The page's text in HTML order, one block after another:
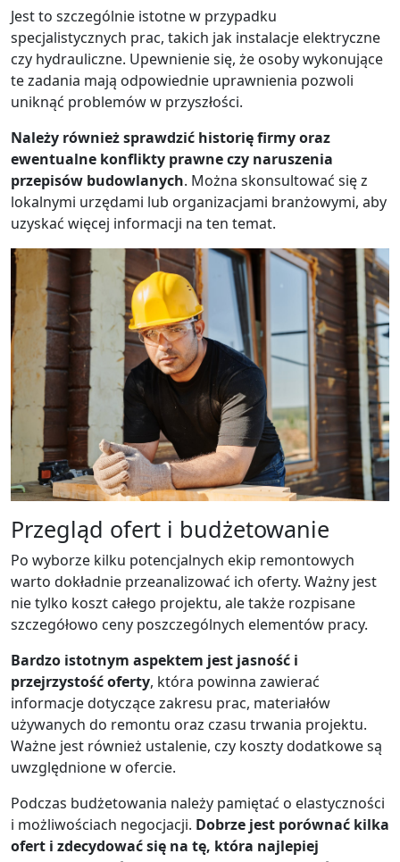
Jest to szczególnie istotne w przypadku
specjalistycznych prac, takich jak instalacje elektryczne
czy hydrauliczne. Upewnienie się, że osoby wykonujące
te zadania mają odpowiednie uprawnienia pozwoli
uniknąć problemów w przyszłości.
Należy również sprawdzić historię firmy oraz
ewentualne konflikty prawne czy naruszenia
przepisów budowlanych. Można skonsultować się z
lokalnymi urzędami lub organizacjami branżowymi, aby
uzyskać więcej informacji na ten temat.
Przegląd ofert i budżetowanie
Po wyborze kilku potencjalnych ekip remontowych
warto dokładnie przeanalizować ich oferty. Ważny jest
nie tylko koszt całego projektu, ale także rozpisane
szczegółowo ceny poszczególnych elementów pracy.
Bardzo istotnym aspektem jest jasność i
przejrzystość oferty, która powinna zawierać
informacje dotyczące zakresu prac, materiałów
używanych do remontu oraz czasu trwania projektu.
Ważne jest również ustalenie, czy koszty dodatkowe są
uwzględnione w ofercie.
Podczas budżetowania należy pamiętać o elastyczności
i możliwościach negocjacji. Dobrze jest porównać kilka
ofert i zdecydować się na tę, która najlepiej